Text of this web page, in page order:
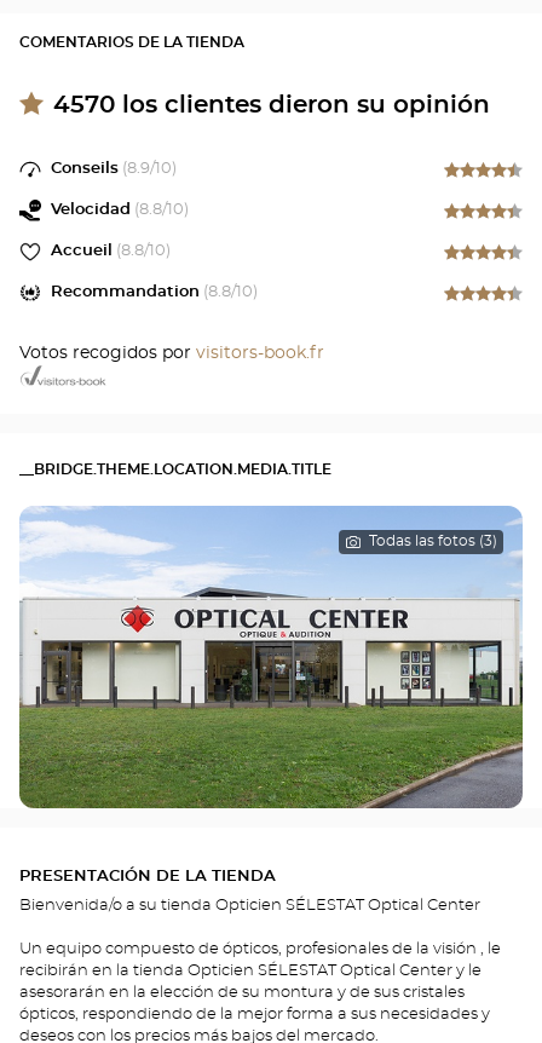
COMENTARIOS DE LA TIENDA
4570 los clientes dieron su opinión
Conseils (8.9/10)
Velocidad (8.8/10)
Accueil (8.8/10)
Recommandation (8.8/10)
Votos recogidos por visitors-book.fr
__BRIDGE.THEME.LOCATION.MEDIA.TITLE
Todas las fotos (3)
PRESENTACIÓN DE LA TIENDA
Bienvenida/o a su tienda Opticien SÉLESTAT Optical Center
Un equipo compuesto de ópticos, profesionales de la visión , le
recibirán en la tienda Opticien SÉLESTAT Optical Center y le
asesorarán en la elección de su montura y de sus cristales
ópticos, respondiendo de la mejor forma a sus necesidades y
deseos con los precios más bajos del mercado.